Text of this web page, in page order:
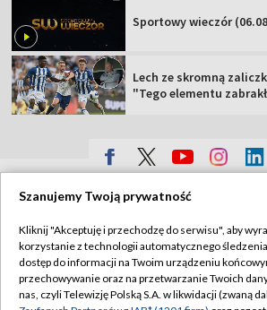
Sportowy wieczór
Lech ze skromną
"Tego elementu
Sklep TVP
Biuro Reklamy
Oferta Handlowa
Polityka
Moje zgody
Biuro reklamy
Szanujemy Twoją prywatność
Kliknij "Akceptuję i przechodzę do serwisu", aby
korzystanie z technologii automatycznego
dostęp do informacji na Twoim urządzeniu
przechowywanie oraz na przetwarzanie Twoich
nas, czyli Telewizję Polską S.A. w likwidacji (zwaną